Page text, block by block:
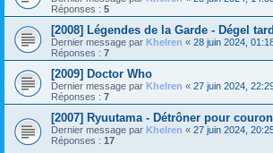
Réponses : 5
[2008] Légendes de la Garde - Dégel
Dernier message par Khelren « 28 juin 2024,
Réponses : 7
[2009] Doctor Who
Dernier message par Khelren « 27 juin 2024,
Réponses : 7
[2007] Ryuutama - Détrôner pour
Dernier message par Khelren « 27 juin 2024,
Réponses : 17